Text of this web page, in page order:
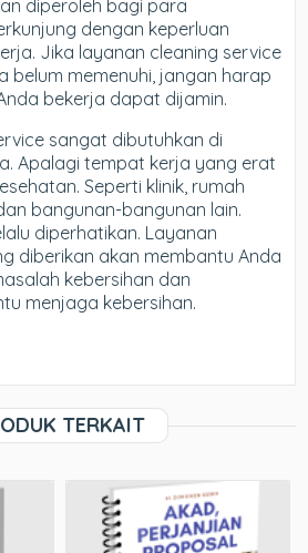
diperoleh bagi para
dengan keperluan
Jika layanan cleaning service
belum memenuhi, jangan harap
bekerja dapat dijamin.
sangat dibutuhkan di
Apalagi tempat kerja yang erat
Seperti klinik, rumah
bangunan-bangunan lain.
diperhatikan. Layanan
diberikan akan membantu Anda
kebersihan dan
menjaga kebersihan.
TERKAIT